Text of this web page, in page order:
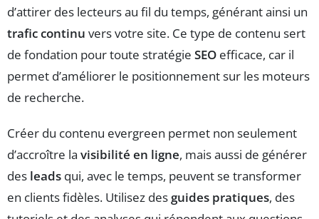
d’attirer des lecteurs au fil du temps, générant ainsi un
trafic continu vers votre site. Ce type de contenu sert
de fondation pour toute stratégie SEO efficace, car il
permet d’améliorer le positionnement sur les moteurs
de recherche.
Créer du contenu evergreen permet non seulement
d’accroître la visibilité en ligne, mais aussi de générer
des leads qui, avec le temps, peuvent se transformer
en clients fidèles. Utilisez des guides pratiques, des